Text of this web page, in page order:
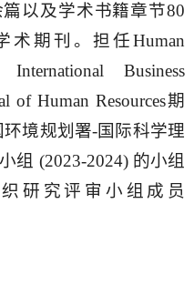
以及学术书籍章节80
期刊。担任Human
Business
of Human Resources期
境规划署-国际科学理
组 (2023-2024) 的小组
研究评审小组成员